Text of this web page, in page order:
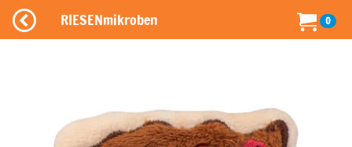
RIESENmikroben 0